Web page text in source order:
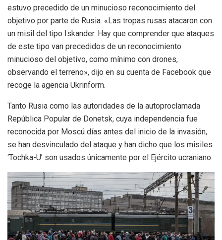
estuvo precedido de un minucioso reconocimiento del
objetivo por parte de Rusia. «Las tropas rusas atacaron con
un misil del tipo Iskander. Hay que comprender que ataques
de este tipo van precedidos de un reconocimiento
minucioso del objetivo, como mínimo con drones,
observando el terreno», dijo en su cuenta de Facebook que
recoge la agencia Ukrinform.
Tanto Rusia como las autoridades de la autoproclamada
República Popular de Donetsk, cuya independencia fue
reconocida por Moscú días antes del inicio de la invasión,
se han desvinculado del ataque y han dicho que los misiles
‘Tochka-U’ son usados únicamente por el Ejército ucraniano.